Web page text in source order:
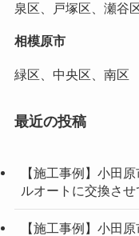
泉区、戸塚区、瀬谷
相模原市
緑区、中央区、南区
最近の投稿
【施工事例】小田
ルオートに交換させ
【施工事例】小田